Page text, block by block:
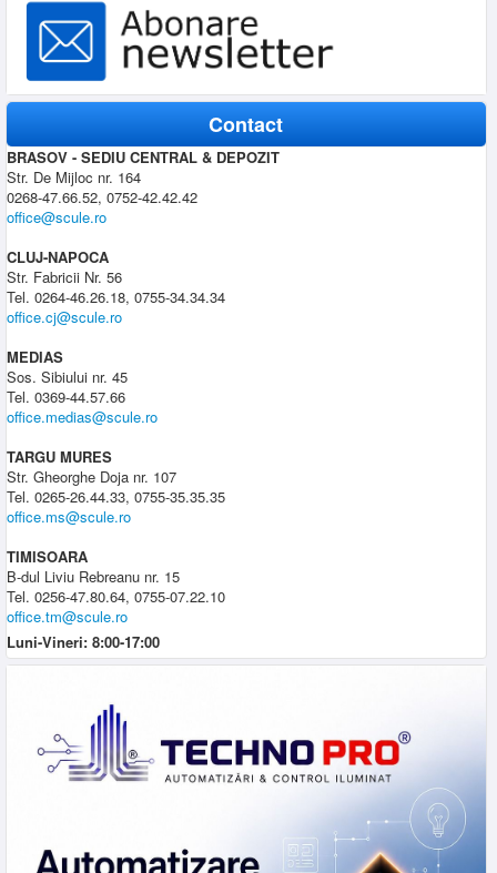
Contact
BRASOV - SEDIU CENTRAL & DEPOZIT
Str. De Mijloc nr. 164
0268-47.66.52, 0752-42.42.42
office@scule.ro
CLUJ-NAPOCA
Str. Fabricii Nr. 56
Tel. 0264-46.26.18, 0755-34.34.34
office.cj@scule.ro
MEDIAS
Sos. Sibiului nr. 45
Tel. 0369-44.57.66
office.medias@scule.ro
TARGU MURES
Str. Gheorghe Doja nr. 107
Tel. 0265-26.44.33, 0755-35.35.35
office.ms@scule.ro
TIMISOARA
B-dul Liviu Rebreanu nr. 15
Tel. 0256-47.80.64, 0755-07.22.10
office.tm@scule.ro
Luni-Vineri: 8:00-17:00